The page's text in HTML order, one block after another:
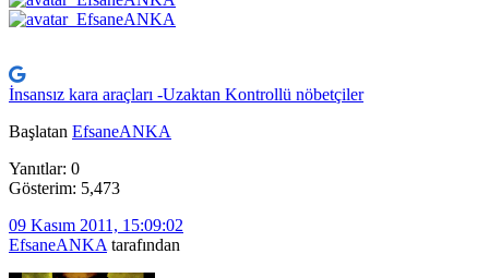
İnsansız kara araçları -Uzaktan Kontrollü nöbetçiler
Başlatan EfsaneANKA
Yanıtlar: 0
Gösterim: 5,473
09 Kasım 2011, 15:09:02
EfsaneANKA tarafından